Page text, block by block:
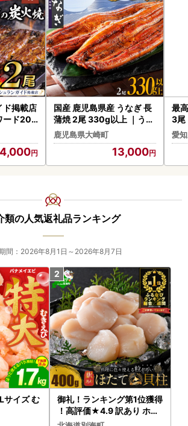
444-1333
町 1-3-28 愛知県田原市ふるさと納税ワン
ター宛
和 8 年 1 月 13 日必着にて必要書類と共に
ストップ特例申請について
ナンバーカードをお持ちの方は、「ふるま
ンワンストップをご申請いただけます。
番号等は寄附完了後に田原市から届く寄附
いただき出荷準備が開始された後のお届け
きません。
」に記載されたお荷物番号をもとに、直接
合わせください。
まで目安です。
だいた場合でも、発送の準備の状況によ
れる場合がございます。
届いた場合は、配送業者までご連絡くださ
指定日配送をお受けできません。ご了承く
していない返礼品は、備考欄等にご記入
ド掲載店
ード202
色産う
鰻 ウナギ
ご褒美
天 ESS
リ金賞
国産 鹿児島県産 うなぎ 長
蒲焼 2尾 330g以上 ｜うな
ぎ 鰻
鹿児島県大崎町
13,000
最
3尾
愛
類の人気返礼品ランキング
間：2026年8月1日～2026年8月7日
サイズ む
御礼！ランキング第1位獲得
！高評価★4.9 訳あり ホタ
テ 400g（ほたて 帆立 貝柱